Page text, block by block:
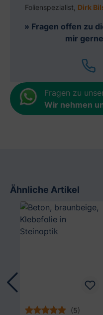
Folienspezialist, Dirk
» Fragen offen zu
mir
Fragen zu
Wir nehmen
Ähnliche Artikel
Produktgalerie
(5)